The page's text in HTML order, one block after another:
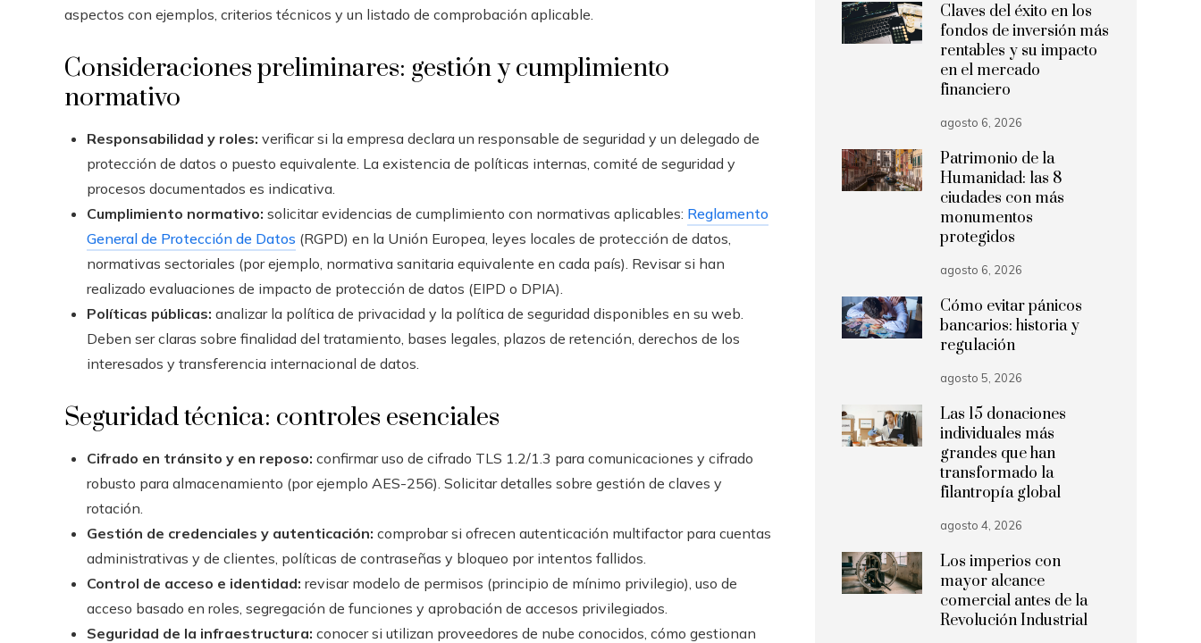
aspectos con ejemplos, criterios técnicos y un listado de comprobación aplicable.
Consideraciones preliminares: gestión y cumplimiento
normativo
Responsabilidad y roles: verificar si la empresa declara un responsable de seguridad y un delegado de
protección de datos o puesto equivalente. La existencia de políticas internas, comité de seguridad y
procesos documentados es indicativa.
Cumplimiento normativo: solicitar evidencias de cumplimiento con normativas aplicables: Reglamento
General de Protección de Datos (RGPD) en la Unión Europea, leyes locales de protección de datos,
normativas sectoriales (por ejemplo, normativa sanitaria equivalente en cada país). Revisar si han
realizado evaluaciones de impacto de protección de datos (EIPD o DPIA).
Políticas públicas: analizar la política de privacidad y la política de seguridad disponibles en su web.
Deben ser claras sobre finalidad del tratamiento, bases legales, plazos de retención, derechos de los
interesados y transferencia internacional de datos.
Seguridad técnica: controles esenciales
Cifrado en tránsito y en reposo: confirmar uso de cifrado TLS 1.2/1.3 para comunicaciones y cifrado
robusto para almacenamiento (por ejemplo AES-256). Solicitar detalles sobre gestión de claves y
rotación.
Gestión de credenciales y autenticación: comprobar si ofrecen autenticación multifactor para cuentas
administrativas y de clientes, políticas de contraseñas y bloqueo por intentos fallidos.
Control de acceso e identidad: revisar modelo de permisos (principio de mínimo privilegio), uso de
acceso basado en roles, segregación de funciones y aprobación de accesos privilegiados.
Seguridad de la infraestructura: conocer si utilizan proveedores de nube conocidos, cómo gestionan
Claves del éxito en los
fondos de inversión más
rentables y su impacto
en el mercado
financiero
agosto 6, 2026
Patrimonio de la
Humanidad: las 8
ciudades con más
monumentos
protegidos
agosto 6, 2026
Cómo evitar pánicos
bancarios: historia y
regulación
agosto 5, 2026
Las 15 donaciones
individuales más
grandes que han
transformado la
filantropía global
agosto 4, 2026
Los imperios con
mayor alcance
comercial antes de la
Revolución Industrial